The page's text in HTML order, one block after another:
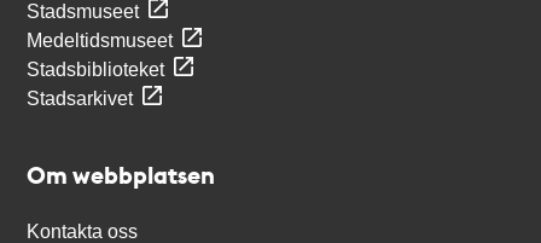
Stadsmuseet
Medeltidsmuseet
Stadsbiblioteket
Stadsarkivet
Om webbplatsen
Kontakta oss